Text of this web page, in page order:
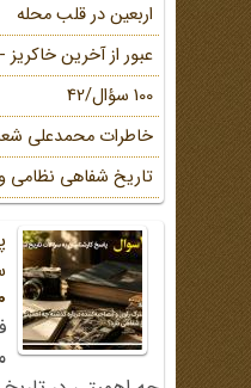
اربعین در قلب محله
عبور از آخرین خاکریز - 26
100 سؤال/42
خاطرات محمد‌علی
تاریخ شفاهی